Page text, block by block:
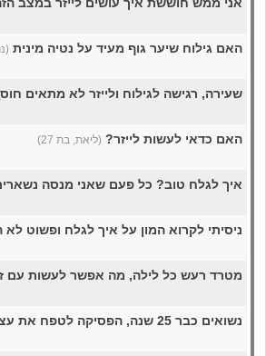
האם גילוח שיער גוף מעיד על נטיה מינית
שעירה, רגישה לגילוח ולייזר לא מתאים
האם כדאי לעשות לייזר? (ליאת, בת 27)
איך לגלח טוב? כל פעם שאני מנסה
ניסיתי לקרוא המון על איך לגלח ופשוט לא
מטרד רעש כל לילה, מה אפשר לעשות עם
נשואים כבר 25 שנה, הפסיקה לטפח את עצמה, מה לעשות?